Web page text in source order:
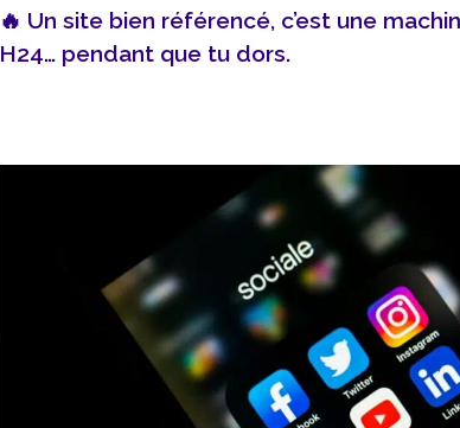
🔥 Un site bien référencé, c’est une
H24… pendant que tu dors.